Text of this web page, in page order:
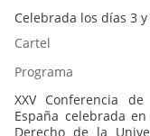
Celebrada los días 3
Cartel
Programa
XXV Conferencia
España celebrada
Derecho de la